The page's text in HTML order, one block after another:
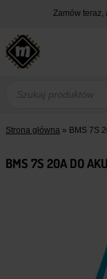
treści
Zamów teraz,
produktów
Strona główna » BMS 7S
BMS 7S 20A DO